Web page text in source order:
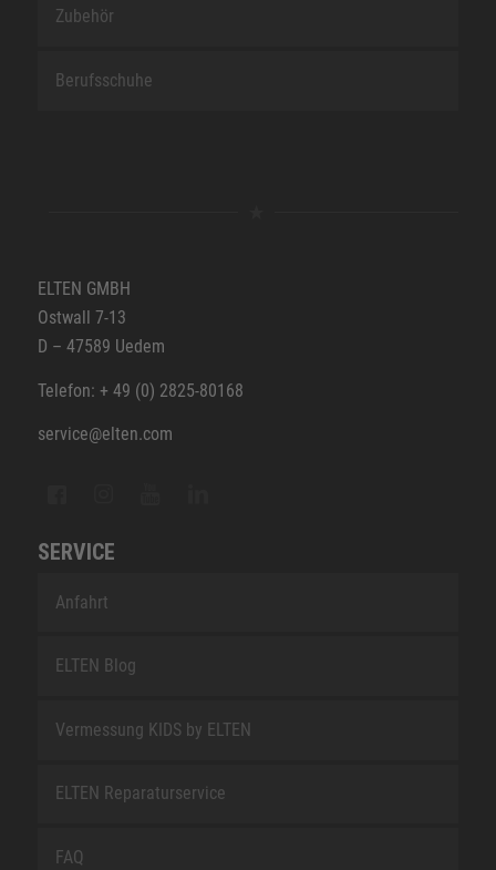
Zubehör
Berufsschuhe
ELTEN GMBH
Ostwall 7-13
D – 47589 Uedem
Telefon: + 49 (0) 2825-80168
service@elten.com
SERVICE
Anfahrt
ELTEN Blog
Vermessung KIDS by ELTEN
ELTEN Reparaturservice
FAQ